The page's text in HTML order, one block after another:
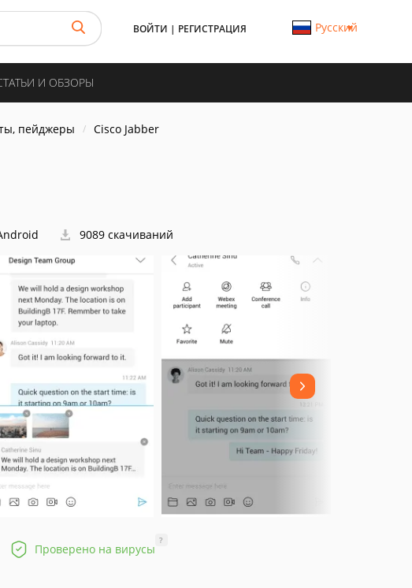
ВОЙТИ | РЕГИСТРАЦИЯ Русский
И ОБЗОРЫ
пейджеры Cisco Jabber
9089 скачиваний
Проверено на вирусы
?